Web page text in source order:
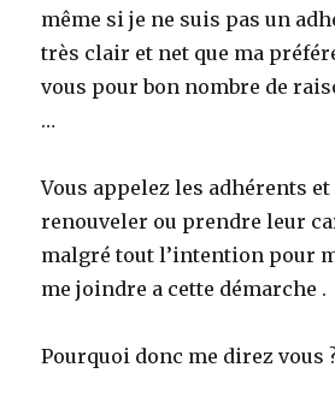
même si je ne suis pas un
très clair et net que ma
vous pour bon nombre de
…
Vous appelez les adhérents
renouveler ou prendre leur
malgré tout l’intention pour
me joindre a cette démarche .
Pourquoi donc me direz vous